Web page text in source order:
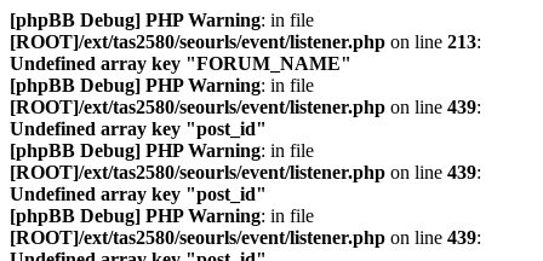
[phpBB Debug] PHP Warning: in file
[ROOT]/ext/tas2580/seourls/event/listener.php on line 213:
Undefined array key "FORUM_NAME"
[phpBB Debug] PHP Warning: in file
[ROOT]/ext/tas2580/seourls/event/listener.php on line 439:
Undefined array key "post_id"
[phpBB Debug] PHP Warning: in file
[ROOT]/ext/tas2580/seourls/event/listener.php on line 439:
Undefined array key "post_id"
[phpBB Debug] PHP Warning: in file
[ROOT]/ext/tas2580/seourls/event/listener.php on line 439: